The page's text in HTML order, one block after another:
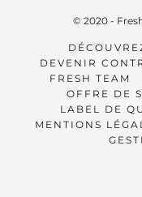
© 2020 -
DEVENIR
FRESH TEAM
OFFRE DE
LABEL DE
MENTIONS